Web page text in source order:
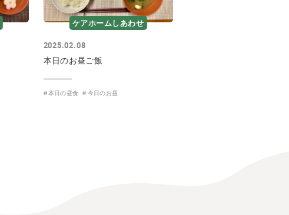
ケアホームしあわせ
2025.02.08
本日のお昼ご飯
本日の昼食 今日のお昼